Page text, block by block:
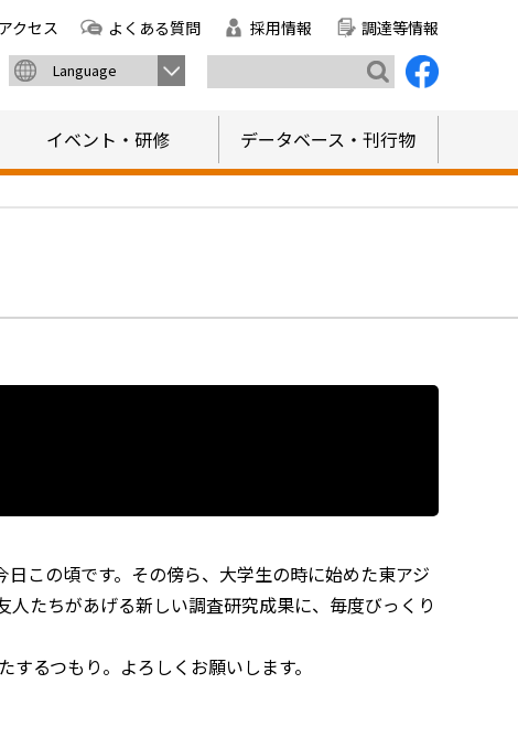
アクセス よくある質問 採用情報 調達等情報
Language
イベント・研修 データベース・刊行物
この頃です。その傍ら、大学生の時に始めた東アジ
たちがあげる新しい調査研究成果に、毎度びっくり
るつもり。よろしくお願いします。